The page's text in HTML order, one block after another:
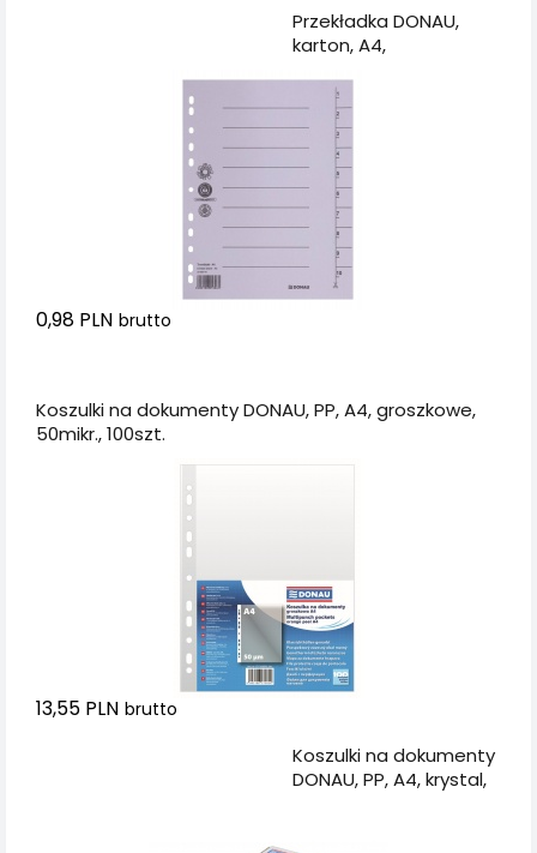
Przekładka DONAU,
karton, A4,
karta, szara
0,98 PLN brutto
Koszulki na dokumenty DONAU, PP, A4, groszkowe,
50mikr., 100szt.
13,55 PLN brutto
Koszulki na dokumenty
DONAU, PP, A4, krystal,